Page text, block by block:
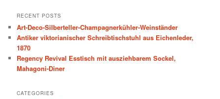
r
h
RECENT POSTS
Art-Deco-Silberteller-Champagnerkühler-Weinständer
Antiker viktorianischer Schreibtischstuhl aus Eichenleder,
1870
Regency Revival Esstisch mit ausziehbarem Sockel,
Mahagoni-Diner
CATEGORIES